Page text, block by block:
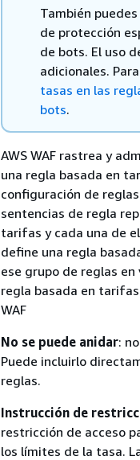
También
de protección
de bots. El uso
adicionales.
tasas en las
bots.
AWS WAF rastrea y
una regla basada en
configuración de
sentencias de regla
tarifas y cada una de
define una regla
ese grupo de reglas
regla basada en
WAF
No se puede anidar:
Puede incluirlo
reglas.
Instrucción de
restricción de acceso
los límites de la tasa.